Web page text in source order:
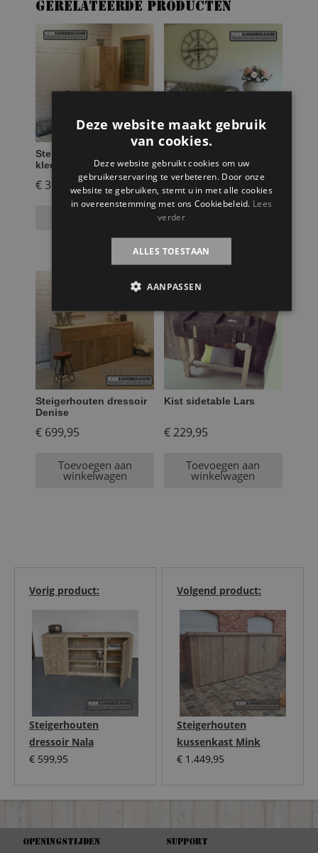
Gerelateerde producten
Steigerhouten smalle
kledingkast Sven
€399,95 € 89,95
Steigerhouten dressoir
Denise
€ 699,95
Toevoegen aan
winkelwagen
Kist sidetable Lars
€229,95
Toevoegen aan
winkelwagen
Volgend product:
Steigerhouten
kussenkast Mink
€ 1.449,95
Vorig product:
Steigerhouten
dressoir Nala
€ 599,95
Openingstijden Support
Deze website maakt gebruik
van cookies.
Deze website gebruikt cookies om uw
gebruikerservaring te verbeteren. Door onze
website te gebruiken, stemt u in met alle cookies
in overeenstemming met ons Cookiebeleid. Lees
verder
ALLES TOESTAAN
AANPASSEN